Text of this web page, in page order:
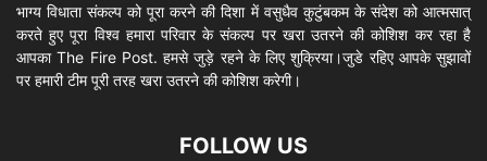
भाग्य विधाता संकल्प को पूरा करने की दिशा में वसुधैव कुटुंबकम के संदेश को आत्मसात्
करते हुए पूरा विश्व हमारा परिवार के संकल्प पर खरा उतरने की कोशिश कर रहा है
आपका The Fire Post. हमसे जुड़े रहने के लिए शुक्रिया।जुडे रहिए आपके सुझावों
पर हमारी टीम पूरी तरह खरा उतरने की कोशिश करेगी।
FOLLOW US